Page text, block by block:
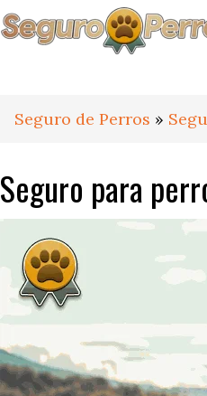
Seguro de Perros »
Seguro para